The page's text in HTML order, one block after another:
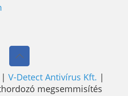
V-Detect Antivírus Kft. |
megsemmisítés